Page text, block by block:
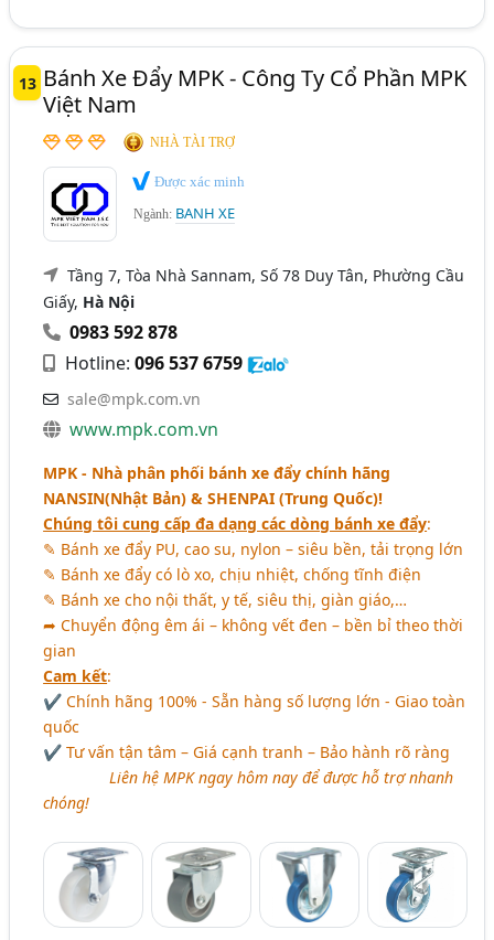
13 Bánh Xe Đẩy MPK - Công Ty Cổ Phần MPK
Việt Nam
NHÀ TÀI TRỢ
Được xác minh
Ngành: BANH XE
Tầng 7, Tòa Nhà Sannam, Số 78 Duy Tân, Phường Cầu
Giấy, Hà Nội
0983 592 878
Hotline:096 537 6759
sale@mpk.com.vn
www.mpk.com.vn
MPK - Nhà phân phối bánh xe đẩy chính hãng
NANSIN(Nhật Bản) & SHENPAI (Trung Quốc)!
Chúng tôi cung cấp đa dạng các dòng bánh xe đẩy:
✎ Bánh xe đẩy PU, cao su, nylon – siêu bền, tải trọng lớn
✎ Bánh xe đẩy có lò xo, chịu nhiệt, chống tĩnh điện
✎ Bánh xe cho nội thất, y tế, siêu thị, giàn giáo,…
➦ Chuyển động êm ái – không vết đen – bền bỉ theo thời
gian
Cam kết:
✔ Chính hãng 100% - Sẵn hàng số lượng lớn - Giao toàn
quốc
✔ Tư vấn tận tâm – Giá cạnh tranh – Bảo hành rõ ràng
Liên hệ MPK ngay hôm nay để được hỗ trợ nhanh
chóng!